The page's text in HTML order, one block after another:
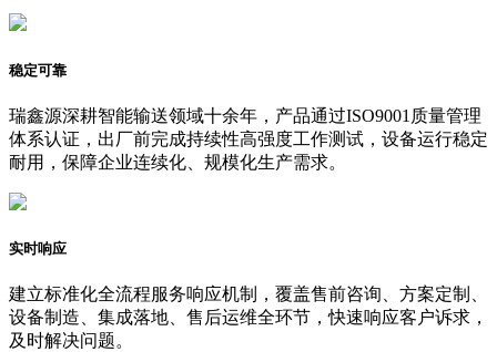
稳定可靠
瑞鑫源深耕智能输送领域十余年，产品通过ISO9001质量管理
体系认证，出厂前完成持续性高强度工作测试，设备运行稳定
耐用，保障企业连续化、规模化生产需求。
实时响应
建立标准化全流程服务响应机制，覆盖售前咨询、方案定制、
设备制造、集成落地、售后运维全环节，快速响应客户诉求，
及时解决问题。